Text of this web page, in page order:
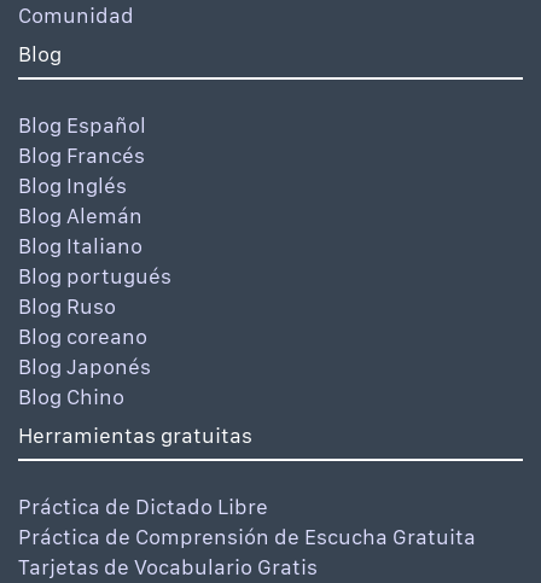
Comunidad
Blog
Blog Español
Blog Francés
Blog Inglés
Blog Alemán
Blog Italiano
Blog portugués
Blog Ruso
Blog coreano
Blog Japonés
Blog Chino
Herramientas gratuitas
Práctica de Dictado Libre
Práctica de Comprensión de Escucha Gratuita
Tarjetas de Vocabulario Gratis